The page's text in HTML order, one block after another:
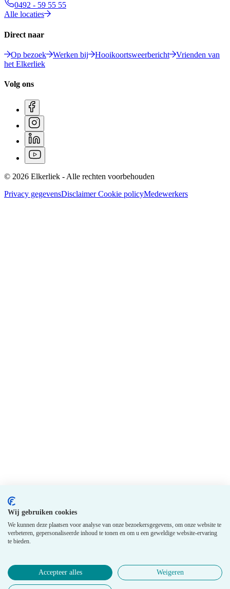
Wij gebruiken cookies
We kunnen deze plaatsen voor analyse van onze bezoekersgegevens, om onze website te
verbeteren, gepersonaliseerde inhoud te tonen en om u een geweldige website-ervaring
te bieden.
Accepteer alles Weigeren
0492 - 59 55 55
Alle locaties
Direct naar
Op bezoek Werken bij Hooikoortsweerbericht
Vrienden van
het Elkerliek
Volg ons
© 2026 Elkerliek - Alle rechten voorbehouden
Privacy gegevensDisclaimerCookie policyMedewerkers